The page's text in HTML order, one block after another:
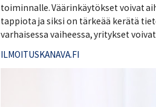
toiminnalle. Väärinkäytökset voivat
tappiota ja siksi on tärkeää kerätä
varhaisessa vaiheessa, yritykset
ILMOITUSKANAVA.FI